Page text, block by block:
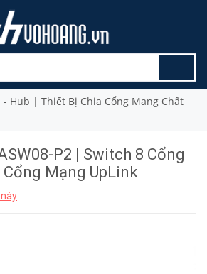
- Hub | Thiết Bị Chia Cổng Mang Chất
P2 | Switch 8 Cổng
Cổng Mạng UpLink